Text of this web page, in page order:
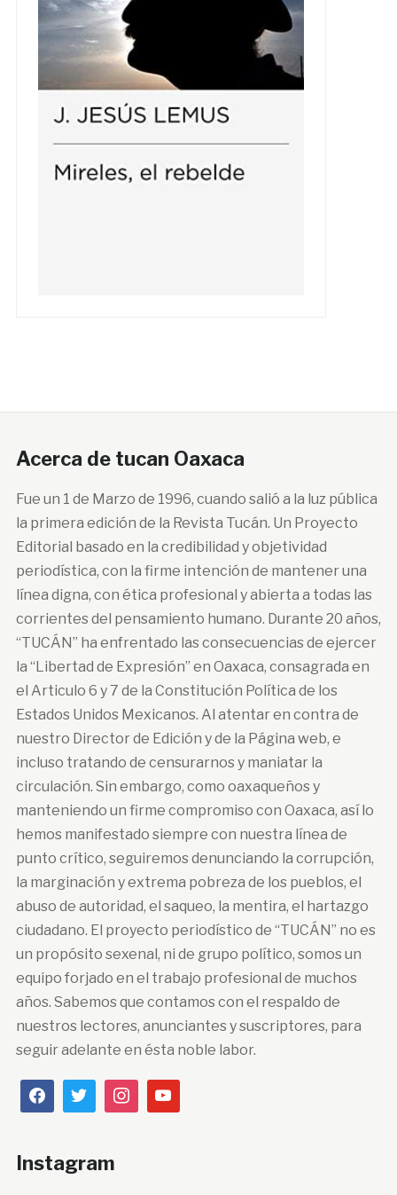
Acerca de tucan Oaxaca
Fue un 1 de Marzo de 1996, cuando salió a la luz pública
la primera edición de la Revista Tucán. Un Proyecto
Editorial basado en la credibilidad y objetividad
periodística, con la firme intención de mantener una
línea digna, con ética profesional y abierta a todas las
corrientes del pensamiento humano. Durante 20 años,
“TUCÁN” ha enfrentado las consecuencias de ejercer
la “Libertad de Expresión” en Oaxaca, consagrada en
el Articulo 6 y 7 de la Constitución Política de los
Estados Unidos Mexicanos. Al atentar en contra de
nuestro Director de Edición y de la Página web, e
incluso tratando de censurarnos y maniatar la
circulación. Sin embargo, como oaxaqueños y
manteniendo un firme compromiso con Oaxaca, así lo
hemos manifestado siempre con nuestra línea de
punto crítico, seguiremos denunciando la corrupción,
la marginación y extrema pobreza de los pueblos, el
abuso de autoridad, el saqueo, la mentira, el hartazgo
ciudadano. El proyecto periodístico de “TUCÁN” no es
un propósito sexenal, ni de grupo político, somos un
equipo forjado en el trabajo profesional de muchos
años. Sabemos que contamos con el respaldo de
nuestros lectores, anunciantes y suscriptores, para
seguir adelante en ésta noble labor.
Instagram